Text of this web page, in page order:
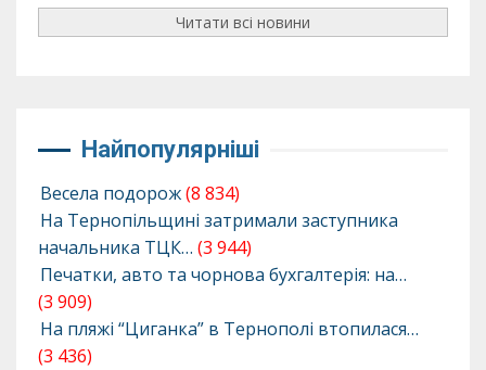
Читати всі новини
Найпопулярніші
Весела подорож(8 834)
На Тернопільщині затримали заступника
начальника ТЦК… (3 944)
Печатки, авто та чорнова бухгалтерія: на…
(3 909)
На пляжі “Циганка” в Тернополі втопилася…
(3 436)